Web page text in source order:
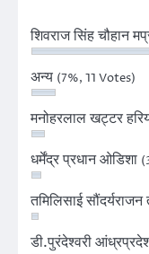
शिवराज सिंह चौहान
अन्य (7%, 11 Votes)
मनोहरलाल खट्टर
धर्मेंद्र प्रधान ओडिशा
तमिलिसाई
डी.पुरंदेश्वरी